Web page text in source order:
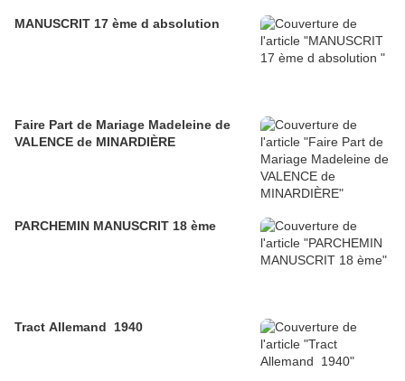
MANUSCRIT 17 ème d absolution
Faire Part de Mariage Madeleine de
VALENCE de MINARDIÈRE
PARCHEMIN MANUSCRIT 18 ème
Tract Allemand 1940